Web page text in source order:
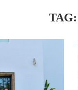
TAG: